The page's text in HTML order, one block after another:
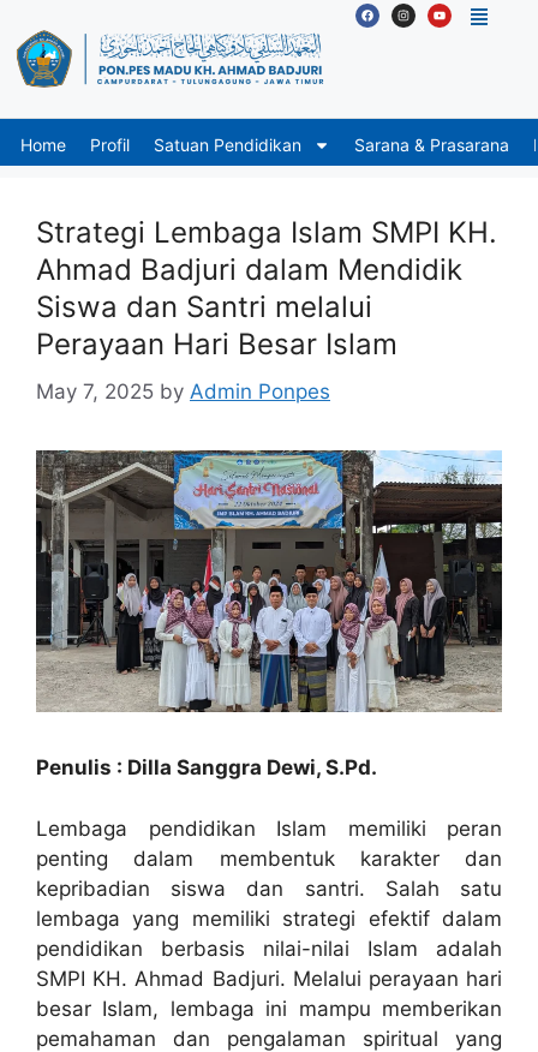
Home Profil Satuan Pendidikan Sarana & Prasarana
Strategi Lembaga Islam SMPI KH.
Ahmad Badjuri dalam Mendidik
Siswa dan Santri melalui
Perayaan Hari Besar Islam
May 7, 2025 by Admin Ponpes
Penulis : Dilla Sanggra Dewi, S.Pd.
Lembaga pendidikan Islam memiliki peran
penting dalam membentuk karakter dan
kepribadian siswa dan santri. Salah satu
lembaga yang memiliki strategi efektif dalam
pendidikan berbasis nilai-nilai Islam adalah
SMPI KH. Ahmad Badjuri. Melalui perayaan hari
besar Islam, lembaga ini mampu memberikan
pemahaman dan pengalaman spiritual yang